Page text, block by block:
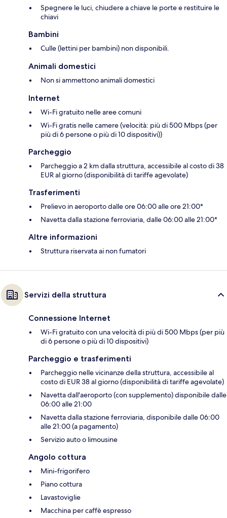
Spegnere le luci, chiudere a chiave le porte e restituire le
chiavi
Bambini
Culle (lettini per bambini) non disponibili.
Animali domestici
Non si ammettono animali domestici
Internet
Wi-Fi gratuito nelle aree comuni
Wi-Fi gratis nelle camere (velocità: più di 500 Mbps (per
più di 6 persone o più di 10 dispositivi))
Parcheggio
Parcheggio a 2 km dalla struttura, accessibile al costo di 38
EUR al giorno (disponibilità di tariffe agevolate)
Trasferimenti
Prelievo in aeroporto dalle ore 06:00 alle ore 21:00*
Navetta dalla stazione ferroviaria, dalle 06:00 alle 21:00*
Altre informazioni
Struttura riservata ai non fumatori
Servizi della struttura
Connessione Internet
Wi-Fi gratuito con una velocità di più di 500 Mbps (per più
di 6 persone o più di 10 dispositivi)
Parcheggio e trasferimenti
Parcheggio nelle vicinanze della struttura, accessibile al
costo di EUR 38 al giorno (disponibilità di tariffe agevolate)
Navetta dall'aeroporto (con supplemento) disponibile dalle
06:00 alle 21:00
Navetta dalla stazione ferroviaria, disponibile dalle 06:00
alle 21:00 (a pagamento)
Servizio auto o limousine
Angolo cottura
Mini-frigorifero
Piano cottura
Lavastoviglie
Macchina per caffè espresso